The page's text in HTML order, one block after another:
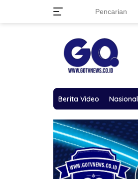
Berita Video Nasional